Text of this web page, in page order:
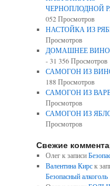
ЧЕРНОПЛОДНОЙ
052 Просмотров
НАСТОЙКА ИЗ
Просмотров
ДОМАШНЕЕ
- 31 356 Просмотров
САМОГОН ИЗ
188 Просмотров
САМОГОН ИЗ
Просмотров
САМОГОН ИЗ
Просмотров
Свежие
Олег к записи
Валентина Кирск
Безопасный алкоголь